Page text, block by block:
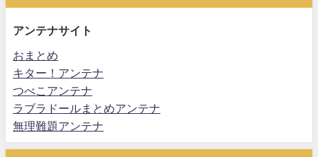
アンテナサイト
おまとめ
キター！アンテナ
つべこアンテナ
ラブラドールまとめアンテナ
無理難題アンテナ